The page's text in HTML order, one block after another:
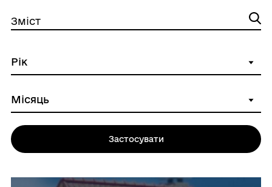
Зміст
Застосувати